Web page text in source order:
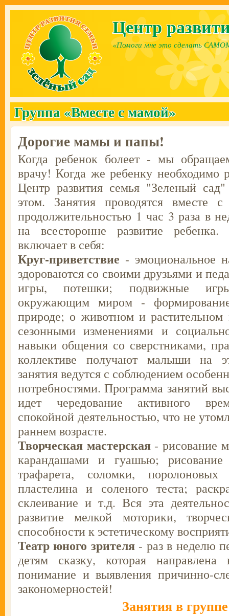
Перейти к основному содержанию
Центр
«Помоги мне это сделать
Группа «Вместе с мамой»
Дорогие мамы и папы!
Когда ребенок болеет - мы
врачу! Когда же ребенку необходимо
Центр развития семья "Зеленый
этом. Занятия проводятся вместе
продолжительностью 1 час 3 раза в
на всесторонне развитие
включает в себя:
Круг-приветствие - эмоциональное
здороваются со своими друзьями и
игры, потешки; подвижные
окружающим миром -
природе; о животном и растительном
сезонными изменениями и
навыки общения со сверстниками,
коллективе получают малыши на
занятия ведутся с соблюдением
потребностями. Программа занятий
идет чередование активного
спокойной деятельностью, что не
раннем возрасте.
Творческая мастерская- рисование
карандашами и гуашью; рисование
трафарета, соломки,
пластелина и соленого теста;
склеивание и т.д. Вся эта
развитие мелкой моторики,
способности к эстетическому
Театр юного зрителя- раз в неделю
детям сказку, которая направлена
понимание и выявления причинно-
закономерностей!
Занятия в группе